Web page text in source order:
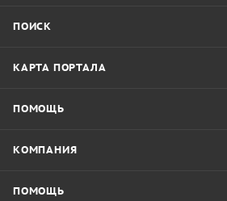
ПОИСК
КАРТА ПОРТАЛА
ПОМОЩЬ
КОМПАНИЯ
ПОМОЩЬ